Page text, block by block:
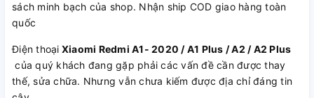
sách minh bạch của shop. Nhận ship COD giao hàng toàn
quốc
Điện thoại Xiaomi Redmi A1- 2020 / A1 Plus / A2 / A2 Plus
của quý khách đang gặp phải các vấn đề cần được thay
thế, sửa chữa. Nhưng vẫn chưa kiếm được địa chỉ đáng tin